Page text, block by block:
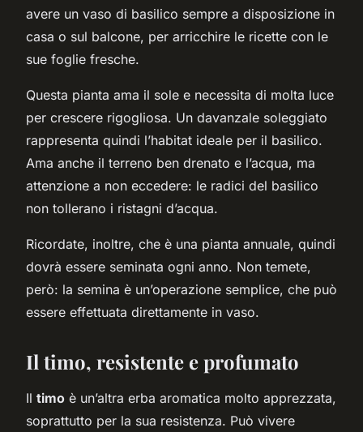
avere un vaso di basilico sempre a disposizione in
casa o sul balcone, per arricchire le ricette con le
sue foglie fresche.
Questa pianta ama il sole e necessita di molta luce
per crescere rigogliosa. Un davanzale soleggiato
rappresenta quindi l’habitat ideale per il basilico.
Ama anche il terreno ben drenato e l’acqua, ma
attenzione a non eccedere: le radici del basilico
non tollerano i ristagni d’acqua.
Ricordate, inoltre, che è una pianta annuale, quindi
dovrà essere seminata ogni anno. Non temete,
però: la semina è un’operazione semplice, che può
essere effettuata direttamente in vaso.
Il timo, resistente e profumato
Il timo è un’altra erba aromatica molto apprezzata,
soprattutto per la sua resistenza. Può vivere